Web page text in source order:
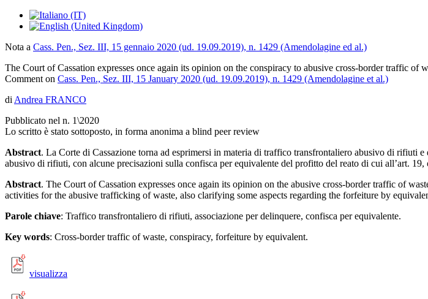
Nota a Cass. Pen., Sez. III, 15 gennaio 2020 (ud. 19.09.2019), n. 1429 (Amendolagine ed al.)
The Court of Cassation expresses once again its opinion on the conspiracy to abusive cross-border traffic of
Comment on Cass. Pen., Sez. III, 15 January 2020 (ud. 19.09.2019), n. 1429 (Amendolagine et al.)
di Andrea FRANCO
Pubblicato nel n. 1\2020
Lo scritto è stato sottoposto, in forma anonima a blind peer review
Abstract. La Corte di Cassazione torna ad esprimersi in materia di traffico transfrontaliero abusivo di rifiuti
abusivo di rifiuti, con alcune precisazioni sulla confisca per equivalente del profitto del reato di cui all’art.
Abstract. The Court of Cassation expresses once again its opinion on the abusive cross-border traffic of
activities for the abusive trafficking of waste, also clarifying some aspects regarding the forfeiture by
Parole chiave: Traffico transfrontaliero di rifiuti, associazione per delinquere, confisca per equivalente.
Key words: Cross-border traffic of waste, conspiracy, forfeiture by equivalent.
visualizza